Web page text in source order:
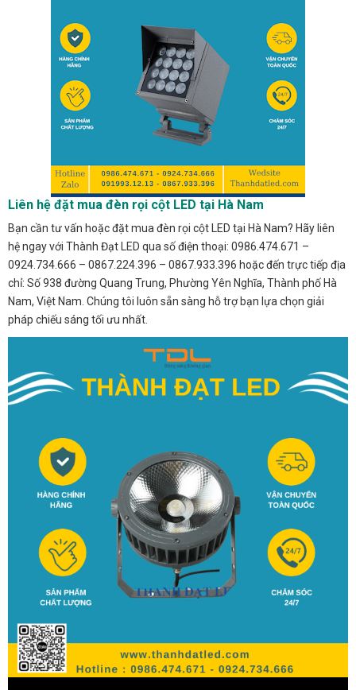
Liên hệ đặt mua đèn rọi cột LED tại Hà Nam
Bạn cần tư vấn hoặc đặt mua đèn rọi cột LED tại Hà Nam? Hãy liên
hệ ngay với Thành Đạt LED qua số điện thoại: 0986.474.671 –
0924.734.666 – 0867.224.396 – 0867.933.396 hoặc đến trực tiếp địa
chỉ: Số 938 đường Quang Trung, Phường Yên Nghĩa, Thành phố Hà
Nam, Việt Nam. Chúng tôi luôn sẵn sàng hỗ trợ bạn lựa chọn giải
pháp chiếu sáng tối ưu nhất.